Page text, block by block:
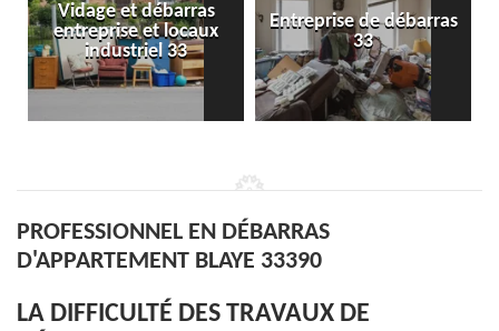
Entreprise de débarras
33
Débarras
d'appartement 33
PROFESSIONNEL EN DÉBARRAS
D'APPARTEMENT BLAYE 33390
LA DIFFICULTÉ DES TRAVAUX DE